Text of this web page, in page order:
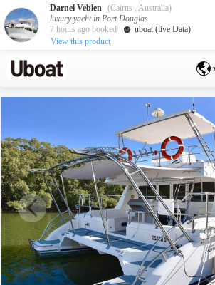
目的地
黄金海岸
布里斯班
阿德莱德
塔斯马尼亚
珀斯
达尔文
sunshine coast
新西兰
奥克兰
游艇活动
包船海钓
拼船海钓
Darnel Veblen (Cairns , Australia)
luxury yacht in Port Douglas
7 hours ago booked
uboat (live Data)
View this product